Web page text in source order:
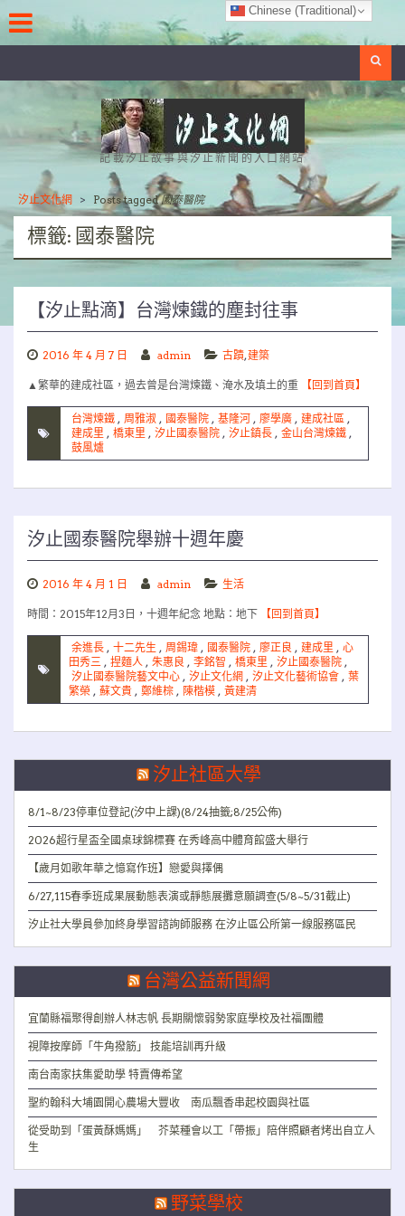
to
content
記載汐止故事與汐止新聞的入口網站
汐止文化網 > Posts tagged國泰醫院
標籤: 國泰醫院
【汐止點滴】台灣煉鐵的塵封往事
2016 年 4 月 7 日 admin 古蹟,建築
▲繁華的建成社區，過去曾是台灣煉鐵、淹水及填土的重 【回到首頁】
台灣煉鐵 , 周雅淑 , 國泰醫院 , 基隆河 , 廖學廣 , 建成社區 ,
建成里 , 橋東里 , 汐止國泰醫院 , 汐止鎮長 , 金山台灣煉鐵 ,
鼓風爐
汐止國泰醫院舉辦十週年慶
2016 年 4 月 1 日 admin 生活
時間：2015年12月3日，十週年紀念 地點：地下 【回到首頁】
余進長 , 十二先生 , 周錫瑋 , 國泰醫院 , 廖正良 , 建成里 , 心
田秀三 , 捏麵人 , 朱惠良 , 李銘智 , 橋東里 , 汐止國泰醫院 ,
汐止國泰醫院藝文中心 , 汐止文化網 , 汐止文化藝術協會 , 葉
繁榮 , 蘇文貴 , 鄭維棕 , 陳楷模 , 黃建清
汐止社區大學
8/1~8/23停車位登記(汐中上課)(8/24抽籤;8/25公佈)
2026超行星盃全國桌球錦標賽 在秀峰高中體育館盛大舉行
【歲月如歌年華之憶寫作班】戀愛與擇偶
6/27,115春季班成果展動態表演或靜態展攤意願調查(5/8~5/31截止)
汐止社大學員參加終身學習諮詢師服務 在汐止區公所第一線服務區民
台灣公益新聞網
宜蘭縣福聚得創辦人林志帆 長期關懷弱勢家庭學校及社福團體
視障按摩師「牛角撥筋」 技能培訓再升級
南台南家扶集愛助學 特賣傳希望
聖約翰科大埔園開心農場大豐收 南瓜飄香串起校園與社區
從受助到「蛋黃酥媽媽」 芥菜種會以工「帶振」陪伴照顧者烤出自立人
生
野菜學校
Chinese (Traditional)